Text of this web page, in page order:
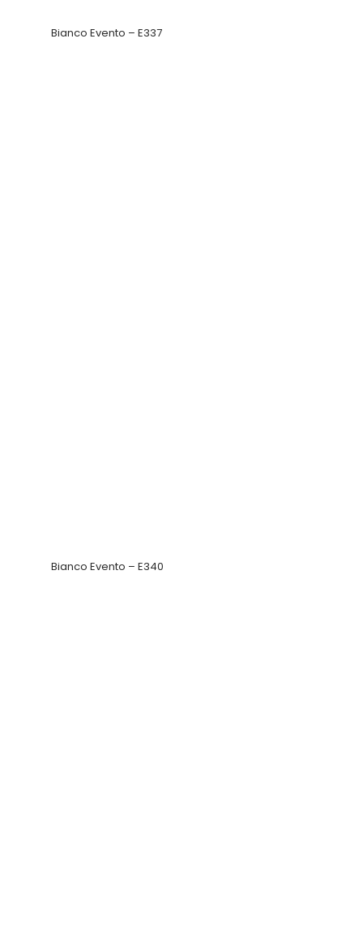
Bianco Evento – E337
Bianco Evento – E340